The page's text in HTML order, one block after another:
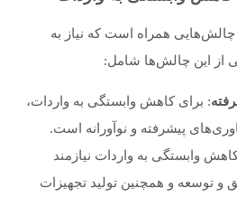
همراه است که نیاز به
از این چالش‌ها شامل:
: برای کاهش وابستگی به واردات،
پیشرفته و نوآورانه است.
وابستگی به واردات نیازمند
و توسعه و همچنین تولید تجهیزات